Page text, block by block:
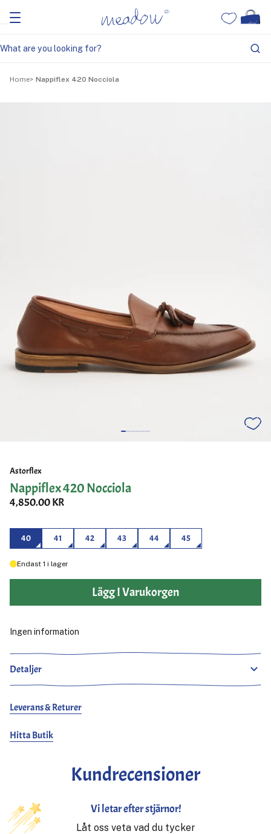
Home Nappiflex 420 Nocciola
Astorflex
Nappiflex 420 Nocciola
4,850.00 KR
40 41 42 43 44 45
Endast 1 i lager
Lägg I Varukorgen
Ingen information
Detaljer
Leverans & Returer
Hitta Butik
Kundrecensioner
Vi letar efter stjärnor!
Låt oss veta vad du tycker